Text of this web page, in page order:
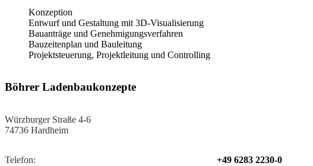
Konzeption
Entwurf und Gestaltung mit 3D-Visualisierung
Bauanträge und Genehmigungsverfahren
Bauzeitenplan und Bauleitung
Projektsteuerung, Projektleitung und Controlling
Böhrer Ladenbaukonzepte
Würzburger Straße 4-6
74736 Hardheim
Telefon: +49 6283 2230-0